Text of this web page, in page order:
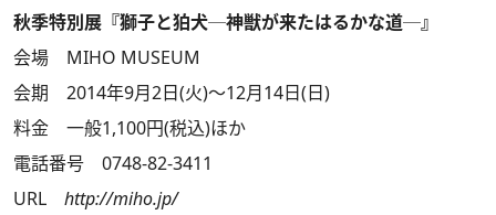
秋季特別展『獅子と狛犬─神獣が来たはるかな道─』
会場 MIHO MUSEUM
会期 2014年9月2日(火)～12月14日(日)
料金 一般1,100円(税込)ほか
電話番号 0748-82-3411
URL http://miho.jp/